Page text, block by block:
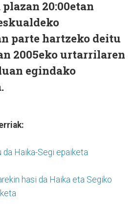
20:00etan
parte hartzeko deitu
2005eko urtarrilaren
egindako
Haika-Segi epaiketa
hasi da Haika eta Segiko